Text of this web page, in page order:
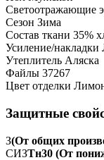
Светоотражающие
Сезон Зима
Состав ткани 35%
Усиление/накладки
Утеплитель Аляска
Файлы 37267
Цвет отделки
Защитные
З(От общих
СИЗТн30 (От